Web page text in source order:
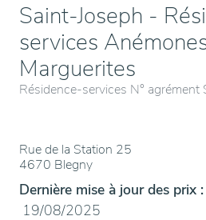
Saint-Joseph -
services
Marguerites
Résidence-services N°
Rue de la Station 25
4670 Blegny
Dernière mise à jour des prix :
19/08/2025